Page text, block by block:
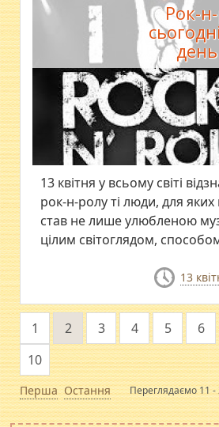
Рок-
13 квітня у всьому світі
рок-н-ролу ті люди, для
став не лише улюбленою
цілим світоглядом,
13
Перша
1 2 3 4 5 6
10
Остання Переглядаємо 11 -